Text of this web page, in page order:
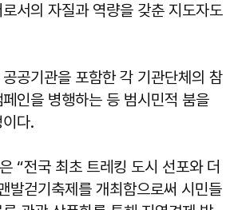
서의 자질과 역량을 갖춘 지도자도
공기관을 포함한 각 기관단체의 참
인을 병행하는 등 범시민적 붐을
다.
“전국 최초 트레킹 도시 선포와 더
발걷기축제를 개최함으로써 시민들